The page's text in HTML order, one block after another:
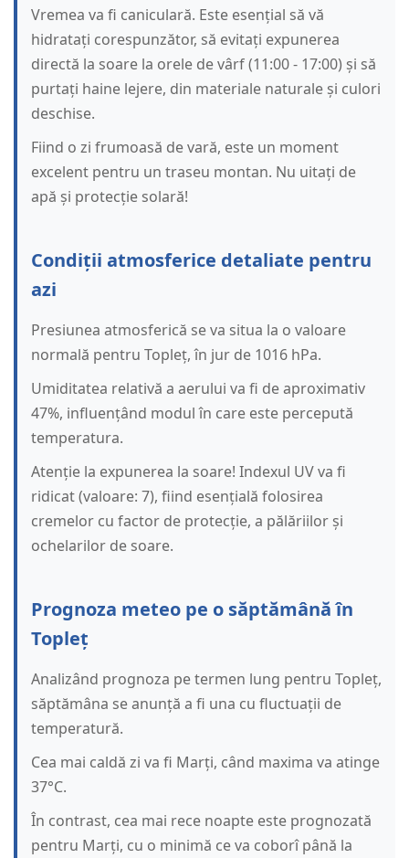
Vremea va fi caniculară. Este esențial să vă
hidratați corespunzător, să evitați expunerea
directă la soare la orele de vârf (11:00 - 17:00) și să
purtați haine lejere, din materiale naturale și culori
deschise.
Fiind o zi frumoasă de vară, este un moment
excelent pentru un traseu montan. Nu uitați de
apă și protecție solară!
Condiții atmosferice detaliate pentru
azi
Presiunea atmosferică se va situa la o valoare
normală pentru Topleț, în jur de 1016 hPa.
Umiditatea relativă a aerului va fi de aproximativ
47%, influențând modul în care este percepută
temperatura.
Atenție la expunerea la soare! Indexul UV va fi
ridicat (valoare: 7), fiind esențială folosirea
cremelor cu factor de protecție, a pălăriilor și
ochelarilor de soare.
Prognoza meteo pe o săptămână în
Topleț
Analizând prognoza pe termen lung pentru Topleț,
săptămâna se anunță a fi una cu fluctuații de
temperatură.
Cea mai caldă zi va fi Marți, când maxima va atinge
37°C.
În contrast, cea mai rece noapte este prognozată
pentru Marți, cu o minimă ce va coborî până la